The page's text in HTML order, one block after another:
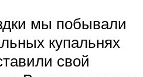
мы побывали
купальнях
свой